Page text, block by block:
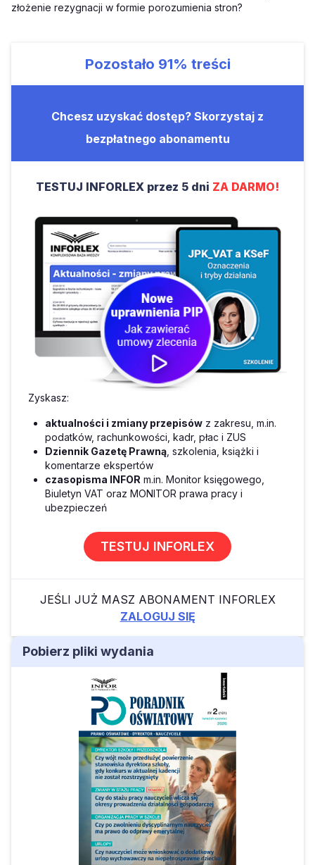
złożenie rezygnacji w formie porozumienia stron?
Pozostało 91% treści
Chcesz uzyskać dostęp? Skorzystaj z
bezpłatnego abonamentu
TESTUJ INFORLEX przez 5 dni ZA DARMO!
Zyskasz:
aktualności i zmiany przepisów z zakresu, m.in.
podatków, rachunkowości, kadr, płac i ZUS
Dziennik Gazetę Prawną , szkolenia, książki i
komentarze ekspertów
czasopisma INFOR m.in. Monitor księgowego,
Biuletyn VAT oraz MONITOR prawa pracy i
ubezpieczeń
TESTUJ INFORLEX
JEŚLI JUŻ MASZ ABONAMENT INFORLEX
ZALOGUJ SIĘ
Pobierz pliki wydania